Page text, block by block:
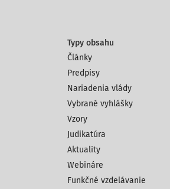
Typy obsahu
Články
Predpisy
Nariadenia vlády
Vybrané vyhlášky
Vzory
Judikatúra
Aktuality
Webináre
Funkčné vzdelávanie